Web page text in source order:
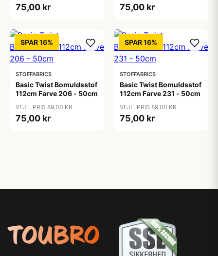
75,00 kr 75,00 kr
SPAR 16%
STOFFABRICS
Basic Twist Bomuldsstof
112cm Farve 206 - 50cm
VEJL. PRIS 89,00 KR
75,00 kr
SPAR 16%
STOFFABRICS
Basic Twist Bomuldsstof
112cm Farve 231 - 50cm
VEJL. PRIS 89,00 KR
75,00 kr